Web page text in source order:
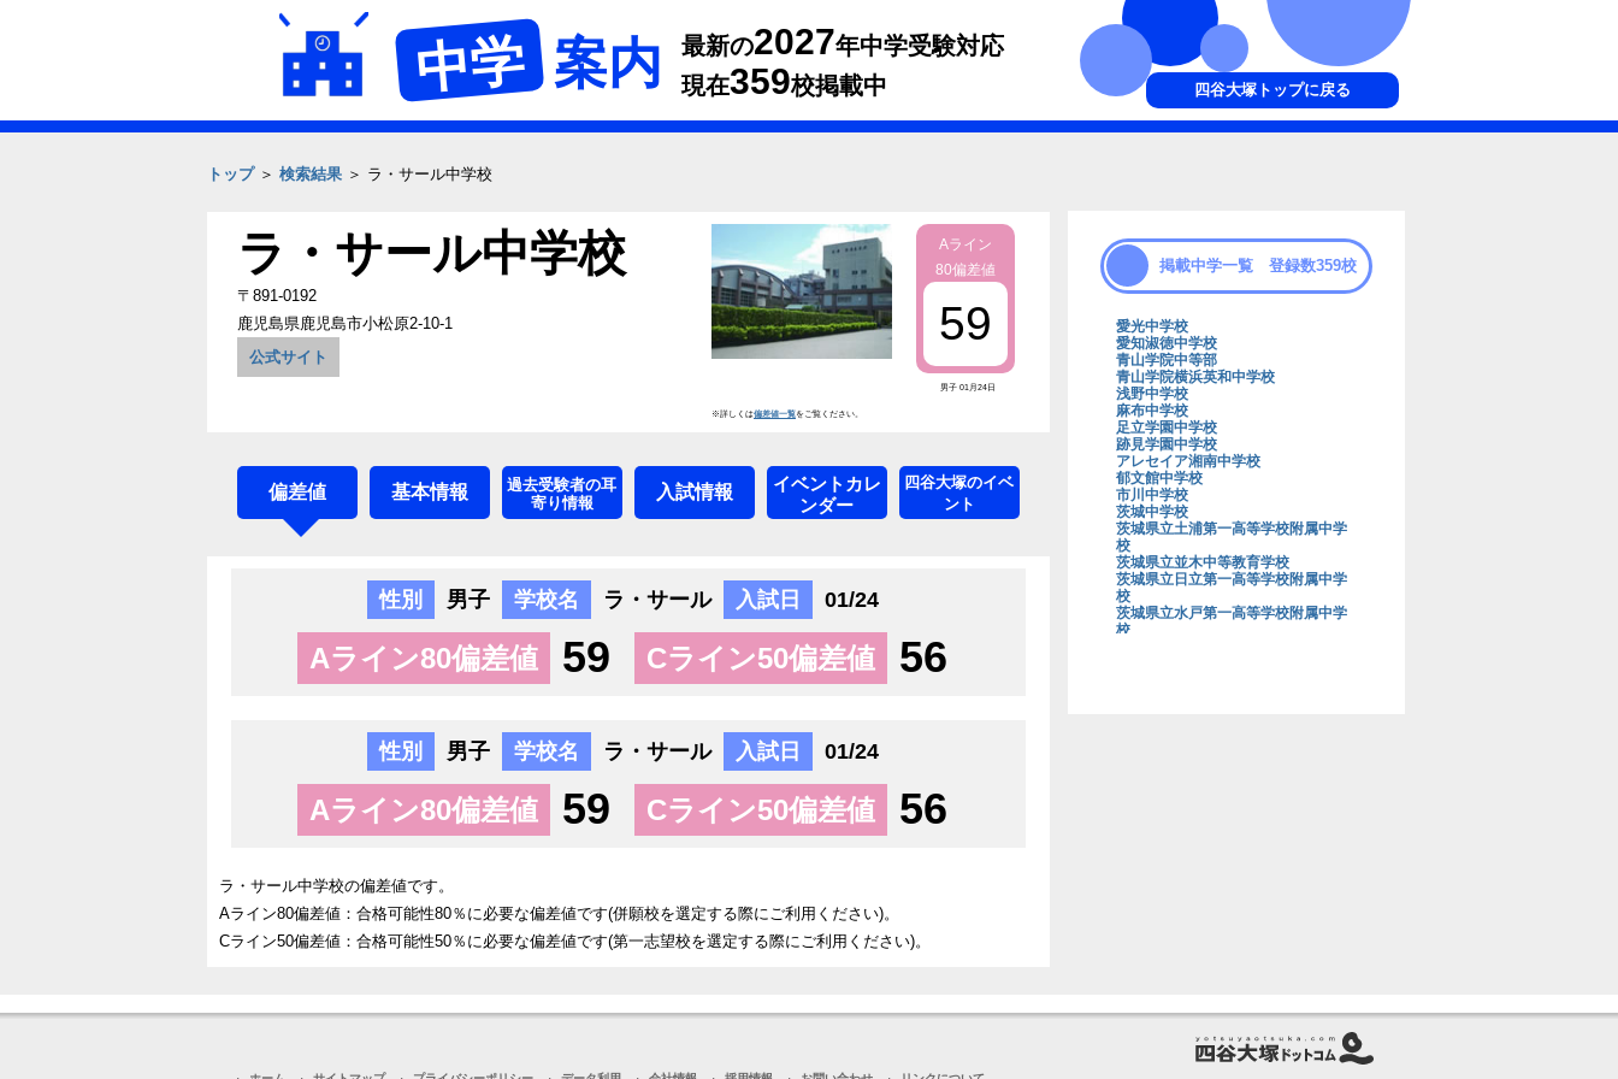
中学 案内 最新の2027年中学受験対応
現在359校掲載中 四谷大塚トップに戻る
トップ＞ 検索結果 ＞ ラ・サール中学校
ラ・サール中学校
〒891-0192
鹿児島県鹿児島市小松原2‐10‐1
公式サイト
Aライン
80偏差値
59
男子 01月24日
※詳しくは偏差値一覧をご覧ください。
偏差値 基本情報
過去受験者の耳
寄り情報
入試情報
イベントカレ
ンダー
四谷大塚のイベ
ント
性別 男子 学校名 ラ・サール 入試日 01/24
Aライン80偏差値 59 Cライン50偏差値 56
性別 男子 学校名 ラ・サール 入試日 01/24
Aライン80偏差値 59 Cライン50偏差値 56
ラ・サール中学校の偏差値です。
Aライン80偏差値：合格可能性80％に必要な偏差値です(併願校を選定する際にご利用ください)。
Cライン50偏差値：合格可能性50％に必要な偏差値です(第一志望校を選定する際にご利用ください)。
掲載中学一覧 登録数359校
愛光中学校
愛知淑徳中学校
青山学院中等部
青山学院横浜英和中学校
浅野中学校
麻布中学校
足立学園中学校
跡見学園中学校
アレセイア湘南中学校
郁文館中学校
市川中学校
茨城中学校
茨城県立土浦第一高等学校附属中学
校
茨城県立並木中等教育学校
茨城県立日立第一高等学校附属中学
校
茨城県立水戸第一高等学校附属中学
校
海城中学校